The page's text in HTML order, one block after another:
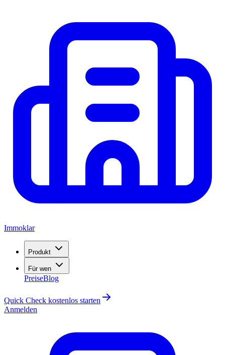
Immoklar
Produkt
Für wen
PreiseBlog
Quick Check kostenlos starten
Anmelden